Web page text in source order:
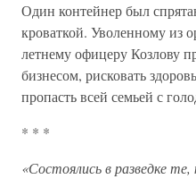
Один контейнер был
кроваткой. Уволенному из
летнему офицеру Козлову
бизнесом, рисковать
пропасть всей семьей с
* * *
«Состоялись в разведке